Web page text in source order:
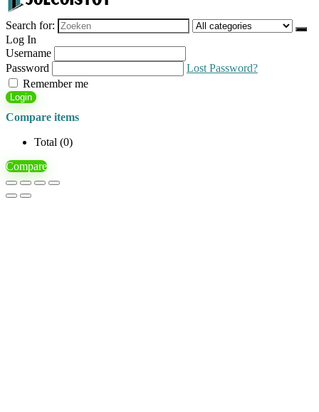
Search for:
Log In
Username
Password
Lost Password?
Remember me
Login
Compare items
Total (0)
Compare